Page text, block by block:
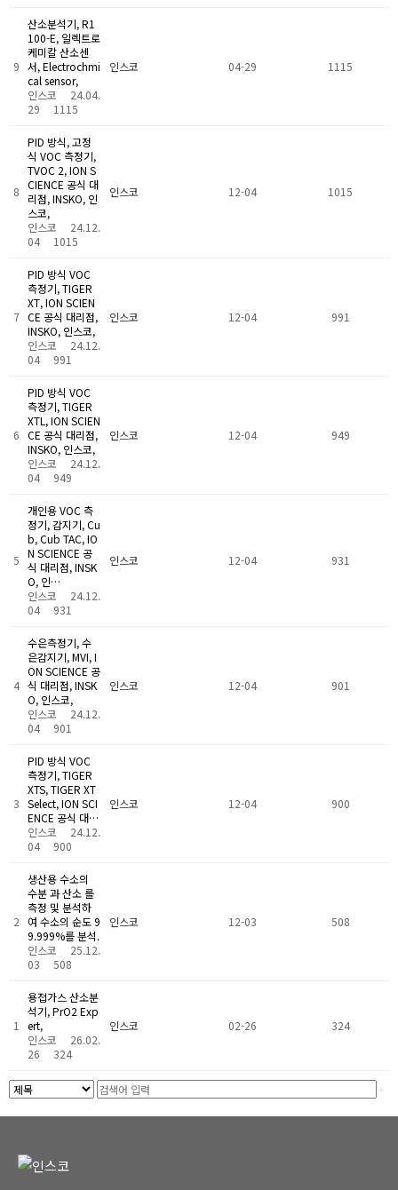
9
산소분석기, R1
100-E, 일렉트로
케미칼 산소센
서, Electrochmi
cal sensor,
인스코
24.04.
29
1115
인스코 04-29 1115
8
PID 방식, 고정
식 VOC 측정기,
TVOC 2, ION S
CIENCE 공식 대
리점, INSKO, 인
스코,
인스코
24.12.
04
1015
인스코 12-04 1015
7
PID 방식 VOC
측정기, TIGER
XT, ION SCIEN
CE 공식 대리점,
INSKO, 인스코,
인스코
24.12.
04
991
인스코 12-04 991
6
PID 방식 VOC
측정기, TIGER
XTL, ION SCIEN
CE 공식 대리점,
INSKO, 인스코,
인스코
24.12.
04
949
인스코 12-04 949
5
개인용 VOC 측
정기, 감지기, Cu
b, Cub TAC, IO
N SCIENCE 공
식 대리점, INSK
O, 인…
인스코
24.12.
04
931
인스코 12-04 931
4
수은측정기, 수
은감지기, MVI, I
ON SCIENCE 공
식 대리점, INSK
O, 인스코,
인스코
24.12.
04
901
인스코 12-04 901
3
PID 방식 VOC
측정기, TIGER
XTS, TIGER XT
Select, ION SCI
ENCE 공식 대…
인스코
24.12.
04
900
인스코 12-04 900
2
생산용 수소의
수분 과 산소 를
측정 및 분석하
여 수소의 순도 9
9.999%를 분석.
인스코
25.12.
03
508
인스코 12-03 508
1
용접가스 산소분
석기, PrO2 Exp
ert,
인스코
26.02.
26
324
인스코 02-26 324